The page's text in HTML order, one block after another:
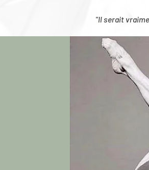
"Il serait